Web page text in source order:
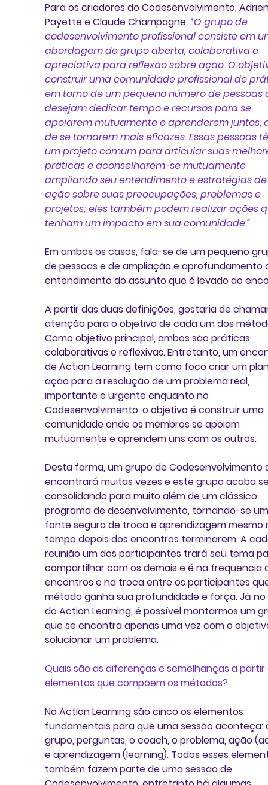
Para os criadores do Codesenvolvimento,
Payette e Claude Champagne, “O grupo de
codesenvolvimento profissional consiste em
abordagem de grupo aberta, colaborativa e
apreciativa para reflexão sobre ação. O
construir uma comunidade profissional de
em torno de um pequeno número de pessoas
desejam dedicar tempo e recursos para se
apoiarem mutuamente e aprenderem juntos,
de se tornarem mais eficazes. Essas pessoas
um projeto comum para articular suas
práticas e aconselharem-se mutuamente
ampliando seu entendimento e estratégias
ação sobre suas preocupações, problemas e
projetos; eles também podem realizar ações
tenham um impacto em sua comunidade.”
Em ambos os casos, fala-se de um pequeno
de pessoas e de ampliação e aprofundamento
entendimento do assunto que é levado ao
A partir das duas definições, gostaria de
atenção para o objetivo de cada um dos
Como objetivo principal, ambos são práticas
colaborativas e reflexivas. Entretanto, um
de Action Learning tem como foco criar um
ação para a resolução de um problema real,
importante e urgente enquanto no
Codesenvolvimento, o objetivo é construir uma
comunidade onde os membros se apoiam
mutuamente e aprendem uns com os outros.
Desta forma, um grupo de Codesenvolvimento
encontrará muitas vezes e este grupo acaba
consolidando para muito além de um clássico
programa de desenvolvimento, tornando-se
fonte segura de troca e aprendizagem
tempo depois dos encontros terminarem. A
reunião um dos participantes trará seu tema
compartilhar com os demais e é na frequencia
encontros e na troca entre os participantes
método ganha sua profundidade e força. Já
do Action Learning, é possível montarmos um
que se encontra apenas uma vez com o
solucionar um problema.
Quais são as diferenças e semelhanças a
elementos que compõem os métodos?
No Action Learning são cinco os elementos
fundamentais para que uma sessão aconteça:
grupo, perguntas, o coach, o problema, ação
e aprendizagem (learning). Todos esses
também fazem parte de uma sessão de